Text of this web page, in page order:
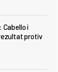
Cabello i
protiv